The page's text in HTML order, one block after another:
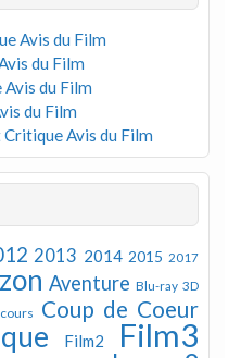
Avis du Film
du Film
du Film
du Film
Avis du Film
2013 2014 2015 2017
Aventure Blu-ray 3D
Coup de Coeur
Film2 Film3